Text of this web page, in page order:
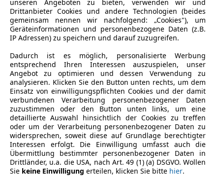
Leistung
110 kW
Getriebe
Hubraum
1 968 cm³
Gänge
7
Zylinder
4
unseren Angeboten zu bieten, verwenden wir und
Drittanbieter Cookies und andere Technologien (beides
gemeinsam nennen wir nachfolgend: „Cookies"), um
Geräteinformationen und personenbezogene Daten (z.B.
IP Adressen) zu speichern und darauf zuzugreifen.
Dadurch ist es möglich, personalisierte Werbung
entsprechend Ihren Interessen auszuspielen, unser
Angebot zu optimieren und dessen Verwendung zu
analysieren. Klicken Sie den Button unten rechts, um dem
Einsatz von einwilligungspflichten Cookies und der damit
verbundenen Verarbeitung personenbezogener Daten
zuzustimmen oder den Button unten links, um eine
detaillierte Auswahl hinsichtlich der Cookies zu treffen
oder um der Verarbeitung personenbezogener Daten zu
widersprechen, soweit diese auf Grundlage berechtigter
Interessen erfolgt. Die Einwilligung umfasst auch die
Übermittlung bestimmter personenbezogener Daten in
Drittländer, u.a. die USA, nach Art. 49 (1) (a) DSGVO. Wollen
Sie keine Einwilligung erteilen, klicken Sie bitte hier.